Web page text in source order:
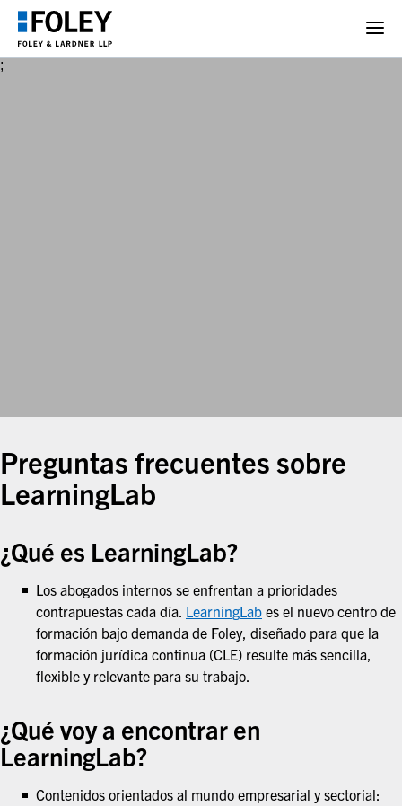
Preguntas frecuentes sobre
LearningLab
¿Qué es LearningLab?
Los abogados internos se enfrentan a prioridades
contrapuestas cada día. LearningLab es el nuevo centro de
formación bajo demanda de Foley, diseñado para que la
formación jurídica continua (CLE) resulte más sencilla,
flexible y relevante para su trabajo.
¿Qué voy a encontrar en
LearningLab?
Contenidos orientados al mundo empresarial y sectorial: